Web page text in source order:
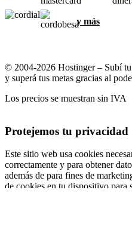
y más
© 2004-2026 Hostinger – Subí
y superá tus metas gracias al
Los precios se muestran sin IVA
Protejemos tu privacidad
Este sitio web usa cookies
correctamente y para obtener
además de para fines de
de cookies en tu dispositivo para